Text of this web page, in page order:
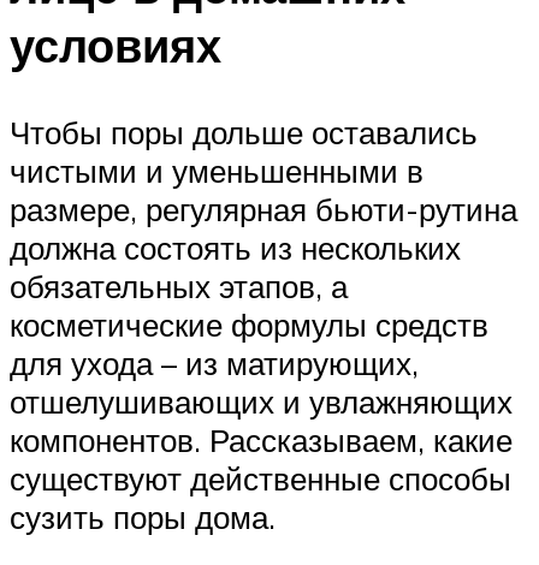
условиях
Чтобы поры дольше оставались
чистыми и уменьшенными в
размере, регулярная бьюти-рутина
должна состоять из нескольких
обязательных этапов, а
косметические формулы средств
для ухода – из матирующих,
отшелушивающих и увлажняющих
компонентов. Рассказываем, какие
существуют действенные способы
сузить поры дома.